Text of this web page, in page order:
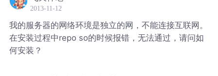
2013-11-12
我的服务器的网络环境是独立的网，不能连接互联网。
在安装过程中repo so的时候报错，无法通过，请问如
何安装？